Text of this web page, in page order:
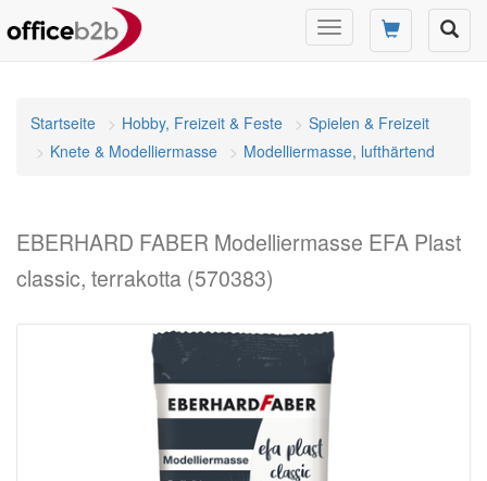
Navigation
umschalten
Startseite Hobby, Freizeit & Feste
Spielen & Freizeit
Knete & Modelliermasse
Modelliermasse, lufthärtend
EBERHARD FABER Modelliermasse EFA Plast
classic, terrakotta (570383)